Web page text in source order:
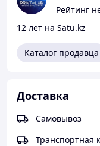
Рейтинг
12 лет на Satu.kz
Каталог продавца
Доставка
Самовывоз
Транспортная